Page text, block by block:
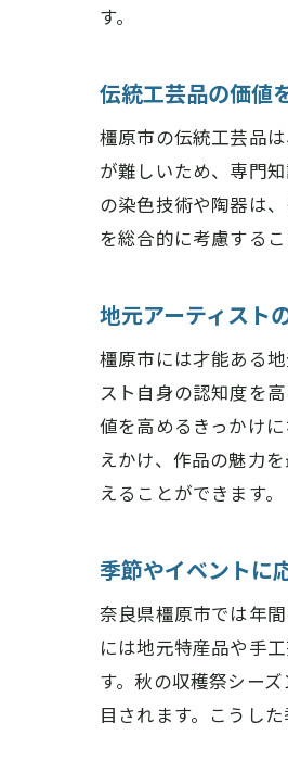
す。
伝統工芸品の価値
橿原市の伝統工芸品
が難しいため、専門
の染色技術や陶器は
を総合的に考慮する
地元アーティスト
橿原市には才能ある
スト自身の認知度を
値を高めるきっかけ
えかけ、作品の魅力
えることができます。
季節やイベントに
奈良県橿原市では年
には地元特産品や手
す。秋の収穫祭シー
目されます。こうし